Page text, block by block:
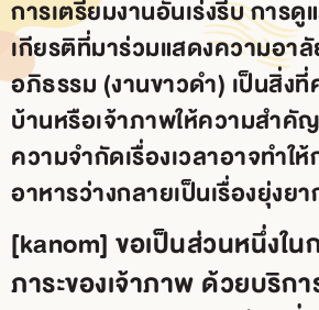
การเตรียมงานอันเร่งรีบ การ
เกียรติที่มาร่วมแสดงความอาลั
อภิธรรม (งานขาวดำ) เป็นสิ่ง
บ้านหรือเจ้าภาพให้ความสำคั
ความจำกัดเรื่องเวลาอาจทำใ
อาหารว่างกลายเป็นเรื่องยุ่งยา
[kanom] ขอเป็นส่วนหนึ่งใน
ภาระของเจ้าภาพ ด้วยบริกา